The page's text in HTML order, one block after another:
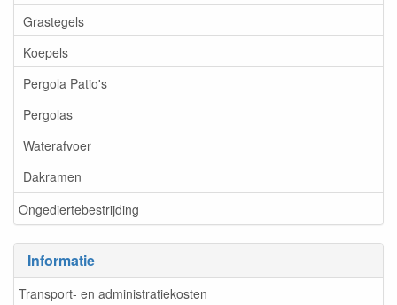
Grastegels
Koepels
Pergola Patio's
Pergolas
Waterafvoer
Dakramen
Ongediertebestrijding
Informatie
Transport- en administratiekosten